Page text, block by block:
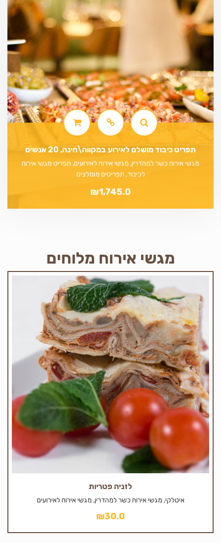
תפריט כיבוד מושלם לאירוע במקווה\חינה, 20 אנשים
מגשי אירוח כשר למהדרין, מגשי אירוח לאירועים, תפריט מגשי אירוח
לכיבוד, תפריטים מומלצים
₪1,745.0
מגשי אירוח מלוחים
לזניה פטריות
איטלקי, מגשי אירוח כשר למהדרין, מגשי אירוח לאירועים
₪30.0